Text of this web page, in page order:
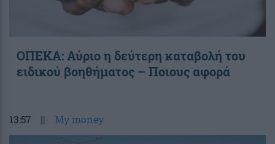
ΟΠΕΚΑ: Αύριο η δεύτερη καταβολή του
ειδικού βοηθήματος – Ποιους αφορά
13:57 || My money